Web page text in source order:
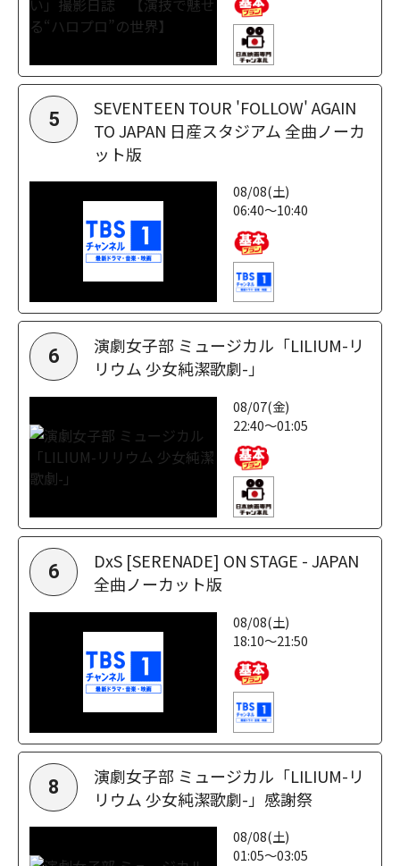
5
SEVENTEEN TOUR 'FOLLOW' AGAIN
TO JAPAN 日産スタジアム 全曲ノーカ
ット版
08/08(土)
06:40～10:40
6
演劇女子部 ミュージカル「LILIUM-リ
リウム 少女純潔歌劇-」
08/07(金)
22:40～01:05
6
DxS [SERENADE] ON STAGE - JAPAN
全曲ノーカット版
08/08(土)
18:10～21:50
8
演劇女子部 ミュージカル「LILIUM-リ
リウム 少女純潔歌劇-」感謝祭
08/08(土)
01:05～03:05